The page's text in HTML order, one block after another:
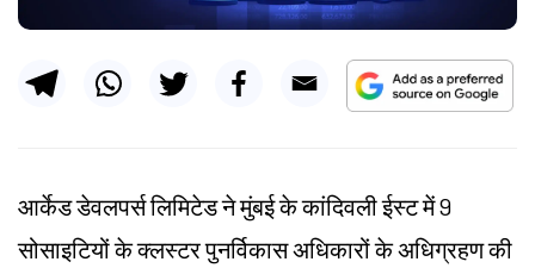
आर्केड डेवलपर्स लिमिटेड ने मुंबई के कांदिवली ईस्ट में 9
सोसाइटियों के क्लस्टर पुनर्विकास अधिकारों के अधिग्रहण की